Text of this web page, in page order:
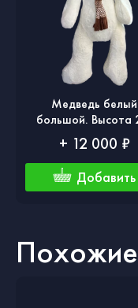
Медведь белый
большой. Высота
+ 12 000 ₽
Добавить